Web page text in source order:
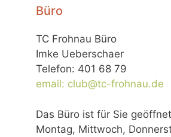
Büro
TC Frohnau Büro
Imke Ueberschaer
Telefon: 401 68 79
email: club@tc-frohnau.de
Das Büro ist für Sie
Montag, Mittwoch,